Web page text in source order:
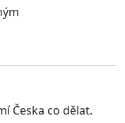
Česka co dělat.